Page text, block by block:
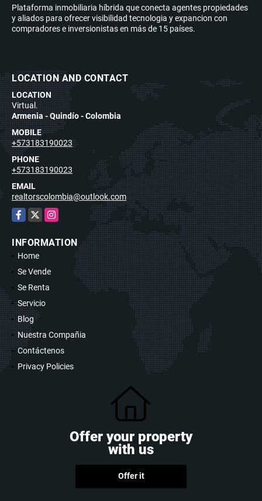
Plataforma inmobiliaria híbrida que conecta agentes propiedades
y aliados para ofrecer visibilidad tecnologia y expancion con
compradores e inversionistas en más de 15 países.
LOCATION AND CONTACT
LOCATION
Virtual.
Armenia - Quindío - Colombia
MOBILE
+573183190023
PHONE
+573183190023
EMAIL
realtorscolombia@outlook.com
Facebook
X Instagram
INFORMATION
Home
Se Vende
Se Renta
Servicio
Blog
Nuestra Compañia
Contáctenos
Privacy Policies
Offer your property
with us
Offer it